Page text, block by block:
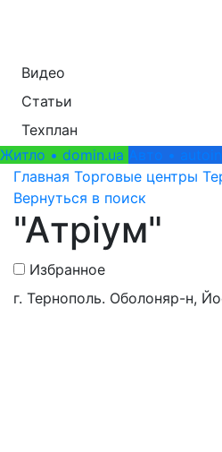
Видео
Статьи
Техплан
Житло • domin.ua Авто •
Главная Торговые центры
Вернуться в поиск
"Атріум"
Избранное
г. Тернополь. Оболоняр-н,